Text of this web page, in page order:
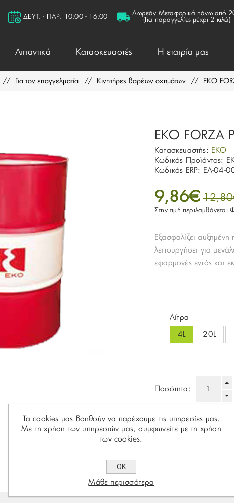
ΔΕΥΤ. - ΠΑΡ. 10:00 - 16:00
Δωρεάν Μεταφορικά πάνω από
(Για παραγγελίες μέχρι 2 κιλά)
Λιπαντικά Κατασκευαστές Η εταιρία μας
/ Για τον επαγγελματία / Κινητήρες βαρέων οχημάτων / EKO
EKO FORZA
Κατασκευαστής: EKO
Κωδικός Προϊόντος:
Κωδικός ERP: ΕΛ-04-
9,86€
Στην τιμή
Εξασφαλίζει
λειτουργήσει για
εφαρμογές εντός και
Λίτρα
4L 20L
Ποσότητα:
Τα cookies μας βοηθούν να παρέχουμε τις υπηρεσίες μας.
Με τη χρήση των υπηρεσιών μας, συμφωνείτε με τη χρήση
των cookies.
ΟΚ
Μάθε περισσότερα